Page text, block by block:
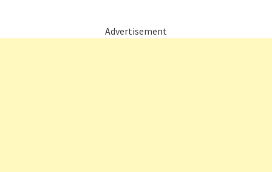
Advertisement